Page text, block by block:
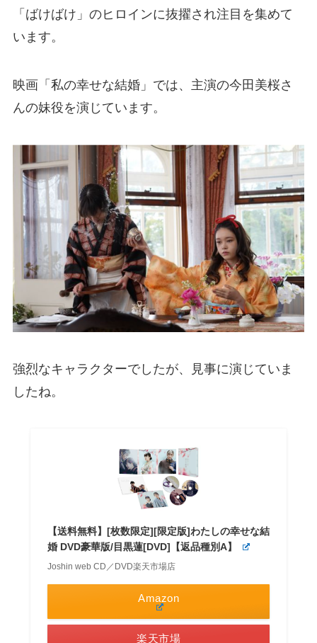
「ばけばけ」のヒロインに抜擢され注目を集めて
います。
映画「私の幸せな結婚」では、主演の今田美桜さ
んの妹役を演じています。
強烈なキャラクターでしたが、見事に演じていま
したね。
【送料無料】[枚数限定][限定版]わたしの幸せな結
婚 DVD豪華版/目黒蓮[DVD]【返品種別A】
Joshin web CD／DVD楽天市場店
Amazon
楽天市場